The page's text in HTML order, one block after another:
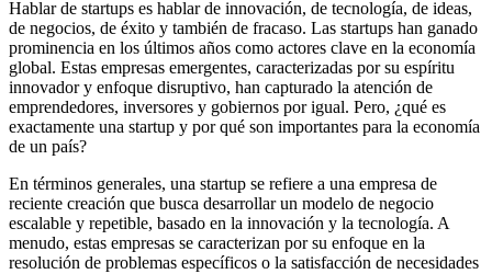
Hablar de startups es hablar de innovación, de tecnología, de ideas,
de negocios, de éxito y también de fracaso. Las startups han ganado
prominencia en los últimos años como actores clave en la economía
global. Estas empresas emergentes, caracterizadas por su espíritu
innovador y enfoque disruptivo, han capturado la atención de
emprendedores, inversores y gobiernos por igual. Pero, ¿qué es
exactamente una startup y por qué son importantes para la economía
de un país?
En términos generales, una startup se refiere a una empresa de
reciente creación que busca desarrollar un modelo de negocio
escalable y repetible, basado en la innovación y la tecnología. A
menudo, estas empresas se caracterizan por su enfoque en la
resolución de problemas específicos o la satisfacción de necesidades